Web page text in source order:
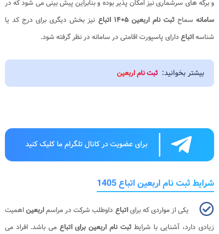
و برگه های سرشماری نیز امکان پذیر بوده و بنابراین پیش بینی می شود که در
سامانهسماحثبت نام اربعین ۱۴۰۵ اتباع
نیز بخش دیگری برای درج کد یا
شناسهاتباعدارای پاسپورت اقامتی در سامانه در نظر گرفته شود.
بیشتر بخوانید: ثبت نام اربعین
برای عضویت در کانال تلگرام ما کلیک کنید
شرایط ثبت نام اربعین اتباع 1405
یکی از مواردی که برایاتباع داوطلب شرکت در مراسماربعیناهمیت
زیادی دارد، آشنایی با شرایطثبت نام اربعین برای اتباع می باشد. افراد می